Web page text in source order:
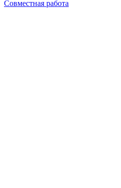
Совместная работа